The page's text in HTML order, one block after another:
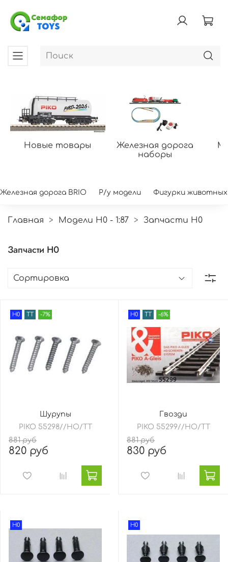
Новые товары
Железная дорога
наборы
Железная дорога BRIO Р/у модели Фигурки животных
Главная Модели H0 - 1:87 Запчасти H0
Запчасти H0
H0 TT -7%
Шурупы
PIKO 55298//HO/TT
881 руб
820 руб
H0 TT -6%
Гвозди
PIKO 55299//HO/TT
881 руб
830 руб
H0 H0